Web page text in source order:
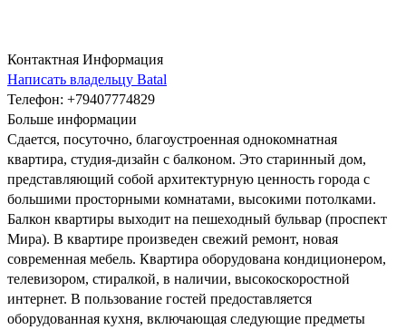
Контактная Информация
Написать владельцу Batal
Телефон: +79407774829
Больше информации
Сдается, посуточно, благоустроенная однокомнатная
квартира, студия-дизайн с балконом. Это старинный дом,
представляющий собой архитектурную ценность города с
большими просторными комнатами, высокими потолками.
Балкон квартиры выходит на пешеходный бульвар (проспект
Мира). В квартире произведен свежий ремонт, новая
современная мебель. Квартира оборудована кондиционером,
телевизором, стиралкой, в наличии, высокоскоростной
интернет. В пользование гостей предоставляется
оборудованная кухня, включающая следующие предметы